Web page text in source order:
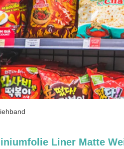
Liner Matte